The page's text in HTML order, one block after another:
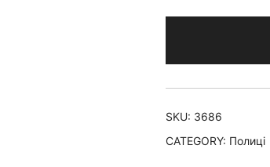
SKU: 3686
CATEGORY: Полиці